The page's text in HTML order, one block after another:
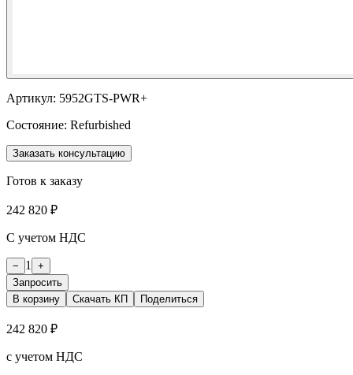
Артикул: 5952GTS-PWR+
Состояние: Refurbished
Заказать консультацию
Готов к заказу
242 820 ₽
С учетом НДС
− 1
+
Запросить
В корзину
Скачать КП Поделиться
242 820 ₽
с учетом НДС